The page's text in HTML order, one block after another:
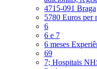
4715-091 Braga
5780 Euros per
6
6 e 7
6 meses
69
7; Hospitais